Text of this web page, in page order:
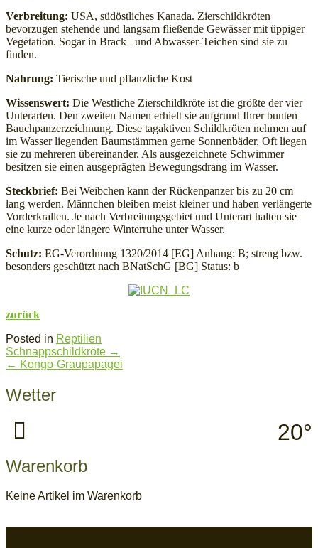
Verbreitung: USA, südöstliches Kanada. Zierschildkröten
bevorzugen stehende und langsam fließende Gewässer mit üppiger
Vegetation. Sogar in Brack– und Abwasser-Teichen sind sie zu
finden.
Nahrung: Tierische und pflanzliche Kost
Wissenswert: Die Westliche Zierschildkröte ist die größte der vier
Unterarten. Den zweiten Namen erhielt sie aufgrund Ihrer bunten
Bauchpanzerzeichnung. Diese tagaktiven Schildkröten nehmen auf
im Wasser liegenden Baumstämmen gerne Sonnenbäder. Oft liegen
sie zu mehreren übereinander. Als ausgezeichnete Schwimmer
besitzen sie einen ausgeprägten Bewegungsdrang im Wasser.
Steckbrief: Bei Weibchen kann der Rückenpanzer bis zu 20 cm
lang werden. Männchen bleiben meist kleiner und haben verlängerte
Vorderkrallen. Je nach Verbreitungsgebiet und Unterart halten sie
eine kurze oder längere Winterruhe unter Wasser.
Schutz: EG-Verordnung 1320/2014 [EG] Anhang: B; streng bzw.
besonders geschützt nach BNatSchG [BG] Status: b
zurück
Posted in Reptilien
Post
navigation
Schnappschildkröte →
← Kongo-Graupapagei
Wetter
20°
Warenkorb
Keine Artikel im Warenkorb
Widerruf bestätigen